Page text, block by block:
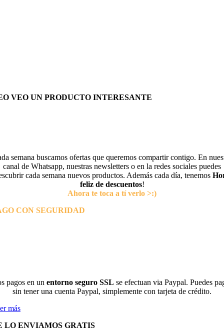
VEO UN PRODUCTO INTERESANTE
semana buscamos ofertas que queremos compartir contigo. En
canal de Whatsapp, nuestras newsletters o en la redes sociales puedes
cada semana nuevos productos. Además cada día, tenemos
feliz de descuentos!
Ahora te toca a tí verlo >:)
CON SEGURIDAD
pagos en un entorno seguro SSL se efectuan via Paypal. Puedes
sin tener una cuenta Paypal, simplemente con tarjeta de crédito.
más
LO ENVIAMOS GRATIS